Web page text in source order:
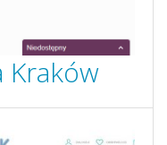
Kraków